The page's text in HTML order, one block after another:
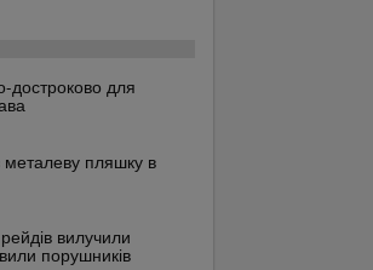
достроково для
металеву пляшку в
вилучили
порушників